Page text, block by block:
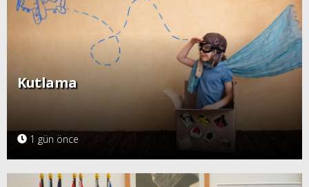
Kutlama
1 gün önce